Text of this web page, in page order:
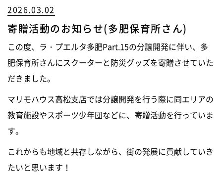
商品ラインナップ
施工実績
MARIMO Life Story
会社情報
ブログ
2026.03.02
寄贈活動のお知らせ(多肥保育所さん)
この度、ラ・プエルタ多肥Part.15の分譲開発に伴い、多
肥保育所さんにスクーターと防災グッズを寄贈させていた
だきました。
マリモハウス高松支店では分譲開発を行う際に同エリアの
教育施設やスポーツ少年団などに、寄贈活動を行っていま
す。
これからも地域と共存しながら、街の発展に貢献していき
たいと思います！